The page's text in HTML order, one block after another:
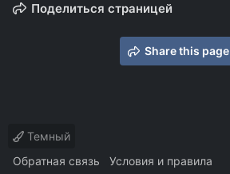
Поделиться страницей
Share this page
Темный
Обратная связь
Условия и правила